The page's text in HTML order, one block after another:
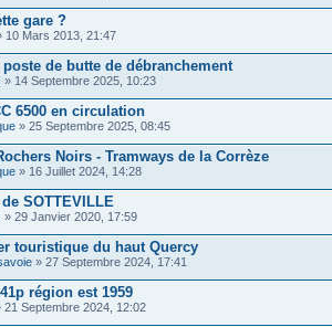
gare ?
10 Mars 2013, 21:47
de butte de débranchement
» 14 Septembre 2025, 10:23
6500 en circulation
» 25 Septembre 2025, 08:45
Noirs - Tramways de la Corrèze
» 16 Juillet 2024, 14:28
SOTTEVILLE
» 29 Janvier 2020, 17:59
touristique du haut Quercy
» 27 Septembre 2024, 17:41
région est 1959
21 Septembre 2024, 12:02